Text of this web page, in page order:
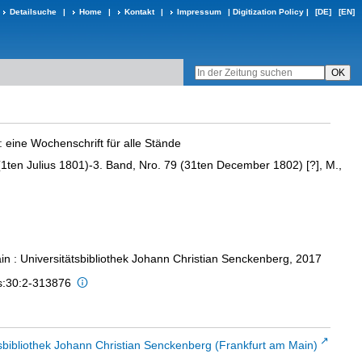
Detailsuche | Home | Kontakt | Impressum | Digitization Policy | [DE] [EN]
: eine Wochenschrift für alle Stände
Julius 1801)-3. Band, Nro. 79 (31ten December 1802) [?], M.,
: Universitätsbibliothek Johann Christian Senckenberg, 2017
313876
Johann Christian Senckenberg (Frankfurt am Main)